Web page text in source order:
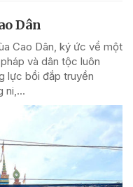
Dân
Cao Dân, ký ức về một
và dân tộc luôn
lực bồi đắp truyền
ni,...